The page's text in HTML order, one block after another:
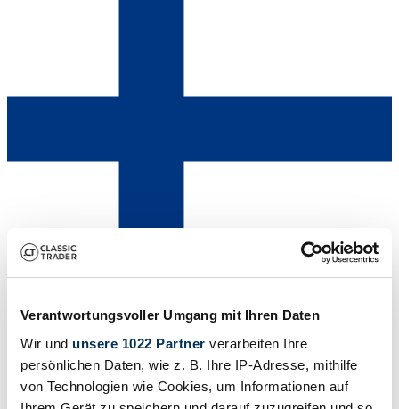
Verantwortungsvoller Umgang mit Ihren Daten
Wir und unsere 1022 Partner verarbeiten Ihre
persönlichen Daten, wie z. B. Ihre IP-Adresse, mithilfe
von Technologien wie Cookies, um Informationen auf